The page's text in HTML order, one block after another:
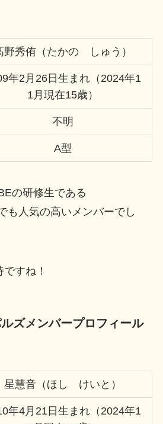
野秀侑（たかの しゅう）
年2月26日生まれ（2024年1
1月現在15歳）
不明
A型
の研修生である
も人気の高いメンバーでし
すね！
ズメンバープロフィール
星慧音（ほし けいと）
年4月21日生まれ（2024年1